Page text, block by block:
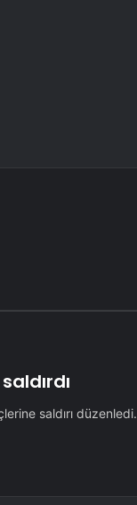
saldırı düzenledi.